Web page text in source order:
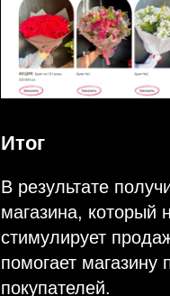
Итог
В результате
магазина, который
стимулирует
помогает магазину
покупателей.